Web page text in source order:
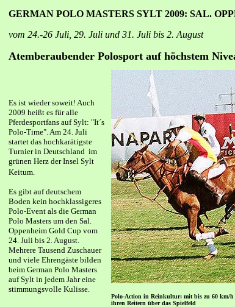
GERMAN POLO MASTERS SYLT 2009: SAL.
vom 24.-26 Juli, 29. Juli und 31. Juli bis 2. August
Atemberaubender Polosport auf höchstem
Es ist wieder soweit! Auch
2009 heißt es für alle
Pferdesportfans auf Sylt: "It´s
Polo-Time". Am 24. Juli
startet das hochkarätigste
Turnier in Deutschland im
grünen Herz der Insel Sylt
Keitum.
Es gibt auf deutschem
Boden kein hochklassigeres
Polo-Event als die German
Polo Masters um den Sal.
Oppenheim Gold Cup vom
24. Juli bis 2. August.
Mehrere Tausend Zuschauer
und viele Ehrengäste bilden
beim German Polo Masters
auf Sylt in jedem Jahr eine
stimmungsvolle Kulisse.
Polo-Action in Reinkultur: mit bis zu 60 km/
ihren Reitern über das Spielfeld